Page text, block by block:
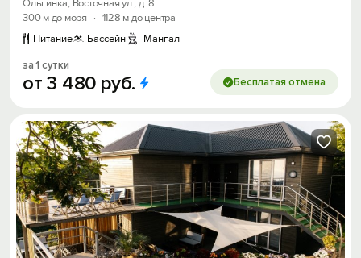
Ольгинка, Восточная ул., д. 8
300 м до моря
· 1128 м до центра
Питание
Бассейн Мангал
за 1 сутки
от3 480 руб. Бесплатая отмена